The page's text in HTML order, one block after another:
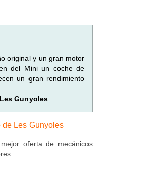
original y un gran motor
del Mini un coche de
un gran rendimiento
Gunyoles
de Les Gunyoles
oferta de mecánicos